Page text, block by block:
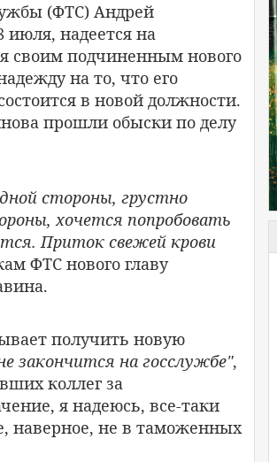
(ФТС) Андрей
июля, надеется на
своим подчиненным нового
на то, что его
в новой должности.
прошли обыски по делу
стороны, грустно
хочется попробовать
Приток свежей крови
ФТС нового главу
получить новую
закончится на госслужбе",
коллег за
я надеюсь, все-таки
наверное, не в таможенных